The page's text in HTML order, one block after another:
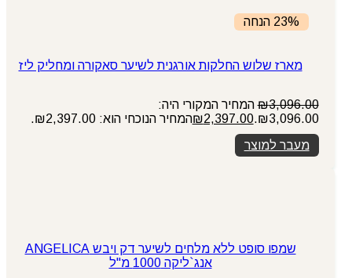
23% הנחה
מארז שלוש החלקות אורגנית לשיער סאקורה ומחליק ליז
₪3,096.00
המחיר המקורי היה:
₪3,096.00.
₪2,397.00
המחיר הנוכחי הוא: ₪2,397.00.
מעבר למוצר
שמפו סופט ללא מלחים לשיער דק ויבש ANGELICA
אנג`ליקה 1000 מ"ל